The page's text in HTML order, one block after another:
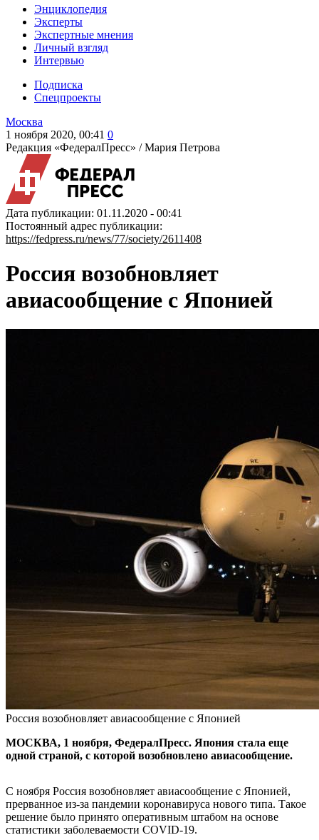
Энциклопедия
Эксперты
Экспертные мнения
Личный взгляд
Интервью
Подписка
Спецпроекты
Москва
1 ноября 2020, 00:41 0
Редакция «ФедералПресс» /Мария Петрова
Дата публикации: 01.11.2020 - 00:41
Постоянный адрес публикации:
https://fedpress.ru/news/77/society/2611408
Россия возобновляет
авиасообщение с Японией
Россия возобновляет авиасообщение с Японией
МОСКВА, 1 ноября, ФедералПресс. Япония стала еще
одной страной, с которой возобновлено авиасообщение.
С ноября Россия возобновляет авиасообщение с Японией,
прерванное из-за пандемии коронавируса нового типа. Такое
решение было принято оперативным штабом на основе
статистики заболеваемости COVID-19.